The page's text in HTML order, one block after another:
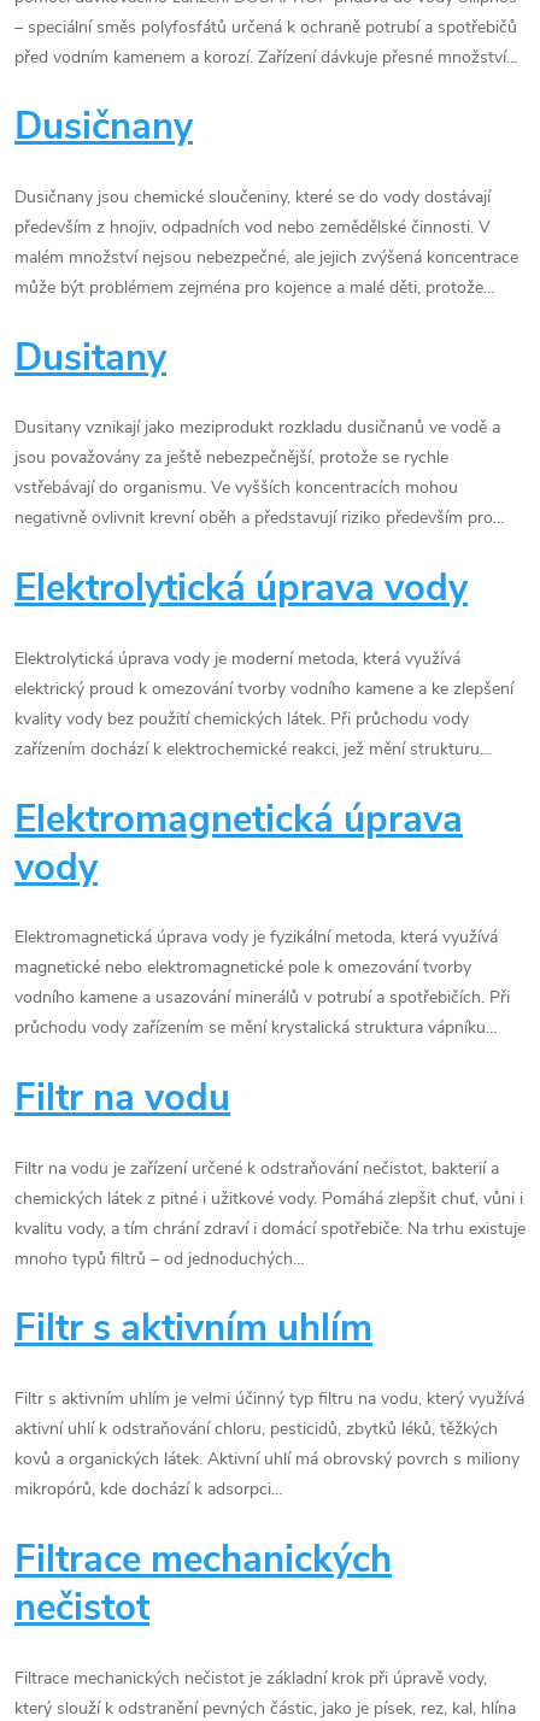
– speciální směs polyfosfátů určená k ochraně potrubí a spotřebičů
před vodním kamenem a korozí. Zařízení dávkuje přesné množství…
Dusičnany
Dusičnany jsou chemické sloučeniny, které se do vody dostávají
především z hnojiv, odpadních vod nebo zemědělské činnosti. V
malém množství nejsou nebezpečné, ale jejich zvýšená koncentrace
může být problémem zejména pro kojence a malé děti, protože…
Dusitany
Dusitany vznikají jako meziprodukt rozkladu dusičnanů ve vodě a
jsou považovány za ještě nebezpečnější, protože se rychle
vstřebávají do organismu. Ve vyšších koncentracích mohou
negativně ovlivnit krevní oběh a představují riziko především pro…
Elektrolytická úprava vody
Elektrolytická úprava vody je moderní metoda, která využívá
elektrický proud k omezování tvorby vodního kamene a ke zlepšení
kvality vody bez použití chemických látek. Při průchodu vody
zařízením dochází k elektrochemické reakci, jež mění strukturu…
Elektromagnetická úprava
vody
Elektromagnetická úprava vody je fyzikální metoda, která využívá
magnetické nebo elektromagnetické pole k omezování tvorby
vodního kamene a usazování minerálů v potrubí a spotřebičích. Při
průchodu vody zařízením se mění krystalická struktura vápníku…
Filtr na vodu
Filtr na vodu je zařízení určené k odstraňování nečistot, bakterií a
chemických látek z pitné i užitkové vody. Pomáhá zlepšit chuť, vůni i
kvalitu vody, a tím chrání zdraví i domácí spotřebiče. Na trhu existuje
mnoho typů filtrů – od jednoduchých…
Filtr s aktivním uhlím
Filtr s aktivním uhlím je velmi účinný typ filtru na vodu, který využívá
aktivní uhlí k odstraňování chloru, pesticidů, zbytků léků, těžkých
kovů a organických látek. Aktivní uhlí má obrovský povrch s miliony
mikropórů, kde dochází k adsorpci…
Filtrace mechanických
nečistot
Filtrace mechanických nečistot je základní krok při úpravě vody,
který slouží k odstranění pevných částic, jako je písek, rez, kal, hlína